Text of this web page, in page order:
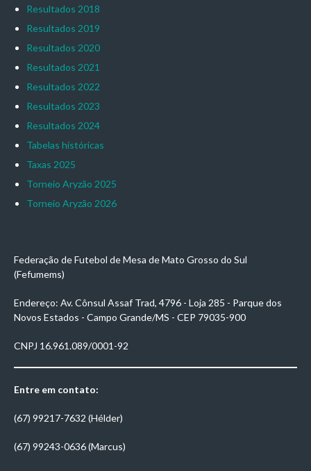
Resultados 2018
Resultados 2019
Resultados 2020
Resultados 2021
Resultados 2022
Resultados 2023
Resultados 2024
Tabelas históricas
Taxas 2025
Torneio Aryzão 2025
Torneio Aryzão 2026
Federação de Futebol de Mesa de Mato Grosso do Sul
(Fefumems)
Endereço: Av. Cônsul Assaf Trad, 4796 - Loja 285 - Parque dos
Novos Estados - Campo Grande/MS - CEP 79035-900
CNPJ 16.961.089/0001-92
Entre em contato:
(67) 99217-7632 (Hélder)
(67) 99243-0636 (Marcus)